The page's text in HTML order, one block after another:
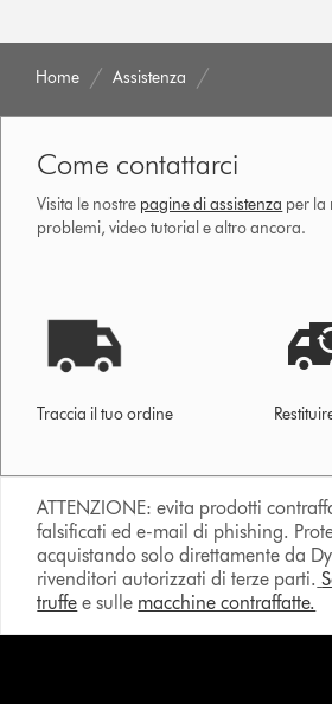
Home Assistenza
Come contattarci
Visita le nostre pagine di assistenza per la
problemi, video tutorial e altro ancora.
Traccia il tuo ordine
ATTENZIONE: evita prodotti
falsificati ed e-mail di phishing.
acquistando solo direttamente da
rivenditori autorizzati di terze parti.
truffe e sulle macchine contraffatte.